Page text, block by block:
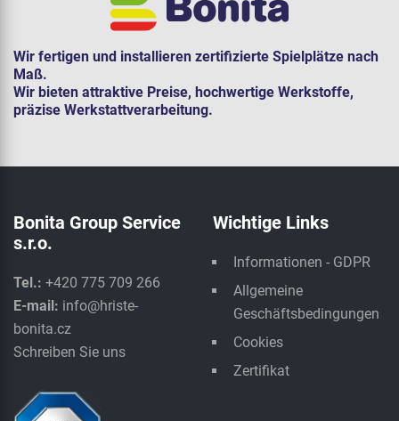
Wir fertigen und installieren zertifizierte Spielplätze nach
Maß.
Wir bieten attraktive Preise, hochwertige Werkstoffe,
präzise Werkstattverarbeitung.
Bonita Group Service
s.r.o.
Tel.: +420 775 709 266
E-mail: info@hriste-
bonita.cz
Schreiben Sie uns
Wichtige Links
Informationen - GDPR
Allgemeine
Geschäftsbedingungen
Cookies
Zertifikat